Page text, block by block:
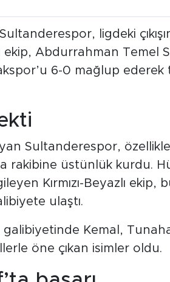
ligdeki
ekip, Abdurrahman Temel
6-0 mağlup
Sultanderespor,
rakibine üstünlük kurdu.
Kırmızı-Beyazlı ekip,
ulaştı.
galibiyetinde Kemal,
öne çıkan isimler oldu.